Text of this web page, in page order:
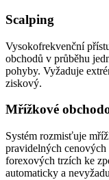
Scalping
Vysokofrekvenční
obchodů v průběhu
pohyby. Vyžaduje
ziskový.
Mřížkové
Systém rozmisťuje
pravidelných cenových
forexových trzích ke
automaticky a